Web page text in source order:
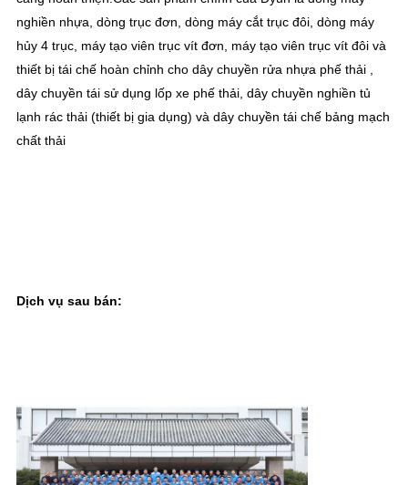
nghiền nhựa, dòng trục đơn, dòng máy cắt trục đôi, dòng máy
hủy 4 trục, máy tạo viên trục vít đơn, máy tạo viên trục vít đôi và
thiết bị tái chế hoàn chỉnh cho dây chuyền rửa nhựa phế thải ,
dây chuyền tái sử dụng lốp xe phế thải, dây chuyền nghiền tủ
lạnh rác thải (thiết bị gia dụng) và dây chuyền tái chế bảng mạch
chất thải
Dịch vụ sau bán: